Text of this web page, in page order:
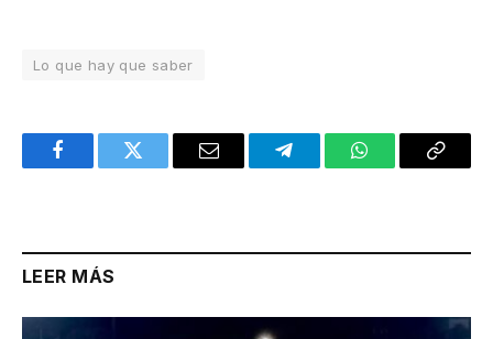
Lo que hay que saber
FacebookTwitter Email TelegramWhatsAppCopy
LEER MÁS